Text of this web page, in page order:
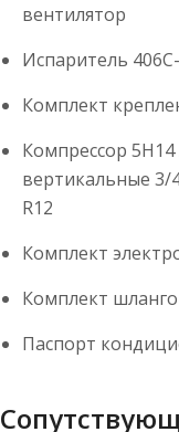
вентилятор
Испаритель
Комплект
Компрессор 5Н14
вертикальные 3/
R12
Комплект
Комплект
Паспорт